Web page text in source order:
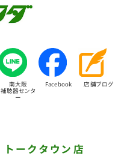
南大阪
補聴器センタ
ー
Facebook 店舗ブログ
トークタウン店